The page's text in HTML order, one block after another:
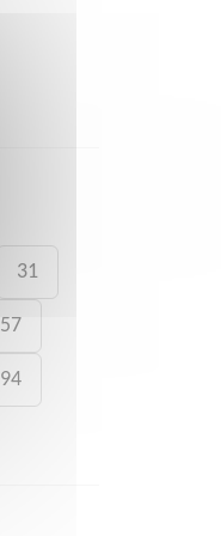
31
57
94